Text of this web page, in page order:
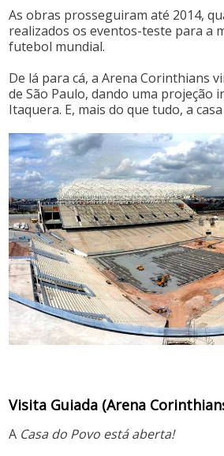
As obras prosseguiram até 2014,
realizados os eventos-teste para a
futebol mundial.
De lá para cá, a Arena Corinthians
de São Paulo, dando uma projeção
Itaquera. E, mais do que tudo, a casa
Visita Guiada (Arena
A Casa do Povo está aberta!